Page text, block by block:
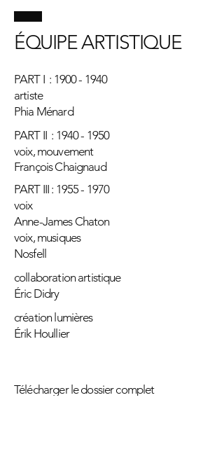
​ÉQUIPE ARTISTIQUE
PART I : 1900 - 1940
artiste
Phia Ménard
PART II : 1940 - 1950
voix, mouvement
François Chaignaud
PART III : 1955 - 1970
voix
Anne-James Chaton
voix, musiques
Nosfell
collaboration artistique
Éric Didry
création lumières
Érik Houllier
Télécharger le dossier complet